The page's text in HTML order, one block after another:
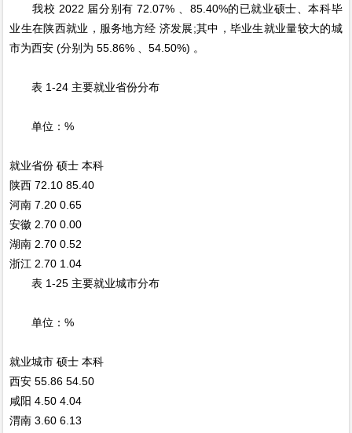
我校 2022 届分别有 72.07% 、85.40%的已就业硕士、本科毕
业生在陕西就业，服务地方经 济发展;其中，毕业生就业量较大的城
市为西安 (分别为 55.86% 、54.50%) 。
表 1-24 主要就业省份分布
单位：%
就业省份 硕士 本科
陕西 72.10 85.40
河南 7.20 0.65
安徽 2.70 0.00
湖南 2.70 0.52
浙江 2.70 1.04
表 1-25 主要就业城市分布
单位：%
就业城市 硕士 本科
西安 55.86 54.50
咸阳 4.50 4.04
渭南 3.60 6.13